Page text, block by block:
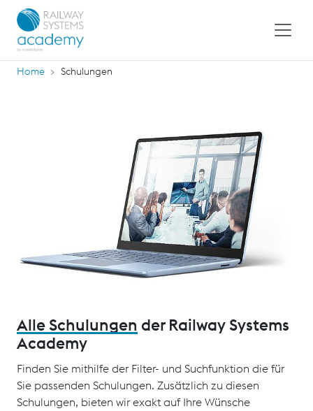
Home Schulungen
Alle Schulungen der Railway Systems
Academy
Finden Sie mithilfe der Filter- und Suchfunktion die für
Sie passenden Schulungen. Zusätzlich zu diesen
Schulungen, bieten wir exakt auf Ihre Wünsche